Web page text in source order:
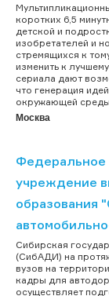
коротких 6,5
детской и
изобретателей и
стремящихся к
изменить к
сериала дают
что генерация
окружающей среды,
Москва
Федеральное
учреждение
образования
Сибирская
(СибАДИ) на
вузов на
кадры для
осуществляет